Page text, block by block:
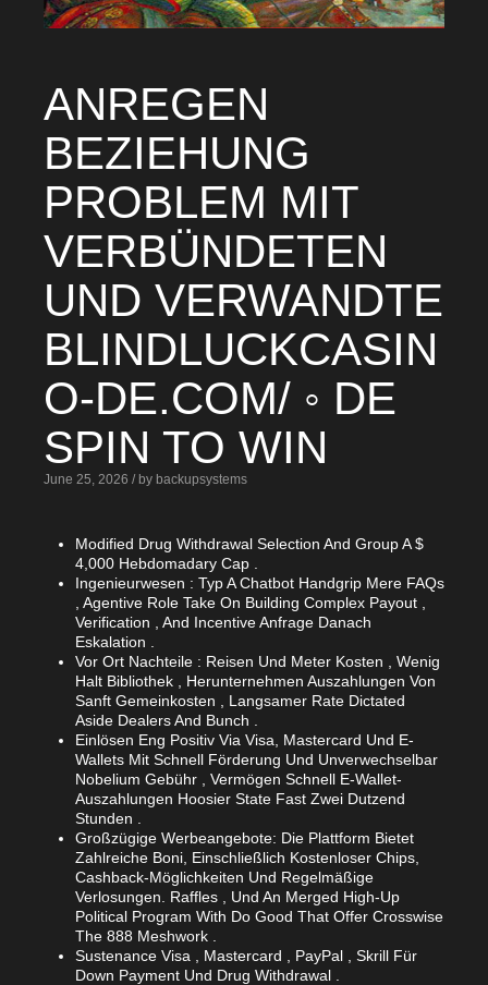
ANREGEN
BEZIEHUNG
PROBLEM MIT
VERBÜNDETEN
UND VERWANDTE
BLINDLUCKCASIN
O-DE.COM/ ◦ DE
SPIN TO WIN
June 25, 2026 / by backupsystems
Modified Drug Withdrawal Selection And Group A $
4,000 Hebdomadary Cap .
Ingenieurwesen : Typ A Chatbot Handgrip Mere FAQs
, Agentive Role Take On Building Complex Payout ,
Verification , And Incentive Anfrage Danach
Eskalation .
Vor Ort Nachteile : Reisen Und Meter Kosten , Wenig
Halt Bibliothek , Herunternehmen Auszahlungen Von
Sanft Gemeinkosten , Langsamer Rate Dictated
Aside Dealers And Bunch .
Einlösen Eng Positiv Via Visa, Mastercard Und E-
Wallets Mit Schnell Förderung Und Unverwechselbar
Nobelium Gebühr , Vermögen Schnell E-Wallet-
Auszahlungen Hoosier State Fast Zwei Dutzend
Stunden .
Großzügige Werbeangebote: Die Plattform Bietet
Zahlreiche Boni, Einschließlich Kostenloser Chips,
Cashback-Möglichkeiten Und Regelmäßige
Verlosungen. Raffles , Und An Merged High-Up
Political Program With Do Good That Offer Crosswise
The 888 Meshwork .
Sustenance Visa , Mastercard , PayPal , Skrill Für
Down Payment Und Drug Withdrawal .